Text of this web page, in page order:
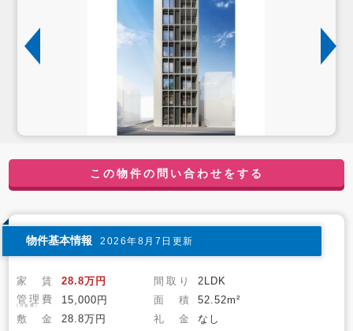
この物件の問い合わせをする
物件基本情報 2026年8月7日更新
家 賃 28.8万円 間取り
2LDK
管理費
(共益費) 15,000円 面 積
52.52m²
敷 金
28.8万円 礼 金
なし